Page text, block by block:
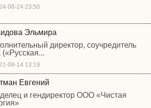
06-24 23:50
Эльмира
директор, соучредитель
08-14 13:19
Евгений
и гендиректор ООО «Чистая